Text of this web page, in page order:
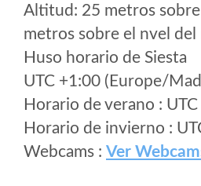
Altitud: 25 metros
metros sobre el nvel del
Huso horario de Siesta
UTC +1:00 (Europe/
Horario de verano :
Horario de invierno :
Webcams : Ver